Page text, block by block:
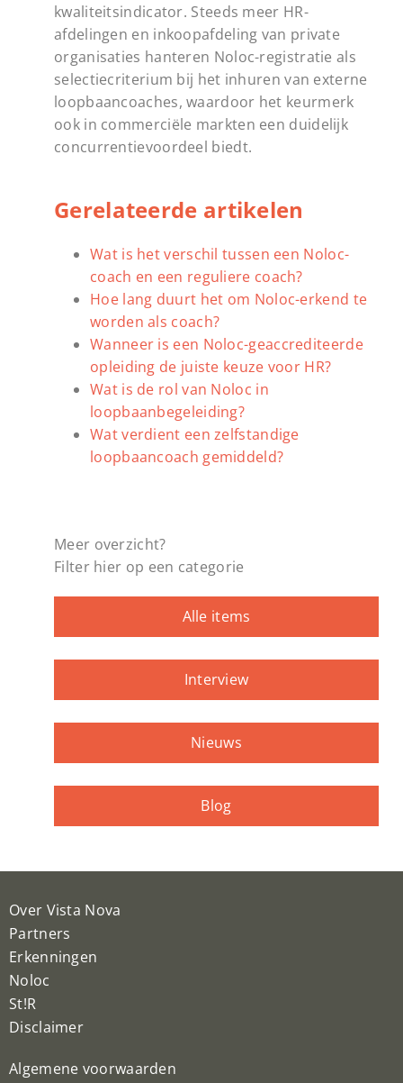
kwaliteitsindicator. Steeds meer HR-
afdelingen en inkoopafdeling van private
organisaties hanteren Noloc-registratie als
selectiecriterium bij het inhuren van externe
loopbaancoaches, waardoor het keurmerk
ook in commerciële markten een duidelijk
concurrentievoordeel biedt.
Gerelateerde artikelen
Wat is het verschil tussen een Noloc-
coach en een reguliere coach?
Hoe lang duurt het om Noloc-erkend te
worden als coach?
Wanneer is een Noloc-geaccrediteerde
opleiding de juiste keuze voor HR?
Wat is de rol van Noloc in
loopbaanbegeleiding?
Wat verdient een zelfstandige
loopbaancoach gemiddeld?
Meer overzicht?
Filter hier op een categorie
Alle items
Interview
Nieuws
Blog
Over Vista Nova
Partners
Erkenningen
Noloc
St!R
Disclaimer
Algemene voorwaarden